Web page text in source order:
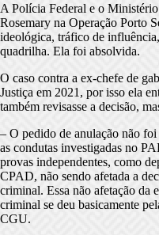
A Polícia Federal e o
Rosemary na Operação Porto
ideológica, tráfico de
quadrilha. Ela foi absolvida.
O caso contra a ex-chefe de
Justiça em 2021, por isso ela
também revisasse a decisão,
– O pedido de anulação não
as condutas investigadas no
provas independentes, como
CPAD, não sendo afetada a
criminal. Essa não afetação da
criminal se deu basicamente
CGU.